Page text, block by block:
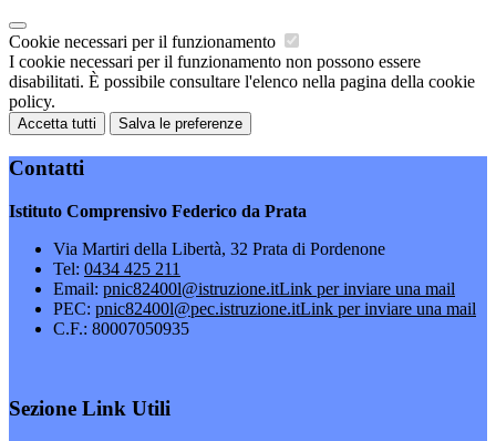
Cookie necessari per il funzionamento
I cookie necessari per il funzionamento non possono essere
disabilitati. È possibile consultare l'elenco nella pagina della cookie
policy.
Accetta tutti Salva le preferenze
Contatti
Istituto Comprensivo Federico da Prata
Via Martiri della Libertà, 32 Prata di Pordenone
Tel: 0434 425 211
Email: pnic82400l@istruzione.itLink per inviare una mail
PEC: pnic82400l@pec.istruzione.itLink per inviare una mail
C.F.: 80007050935
Sezione Link Utili